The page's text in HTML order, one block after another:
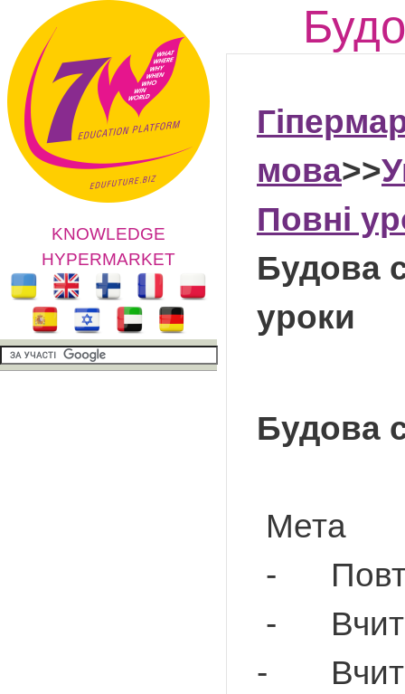
KNOWLEDGE
HYPERMARKET
мова>>
Повні
Будова
уроки
Будова
Мета
-
-
-